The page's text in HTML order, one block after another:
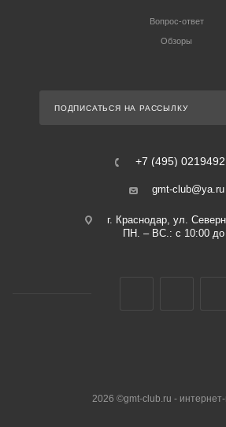
Вопрос-ответ
Обзоры
ПОДПИСАТЬСЯ НА РАССЫЛКУ
+7 (495) 0219492
gmt-club@ya.ru
г. Краснодар, ул.
ПН. – ВС.: с 10:00 до
2026 ©gmt-club.ru - интернет-